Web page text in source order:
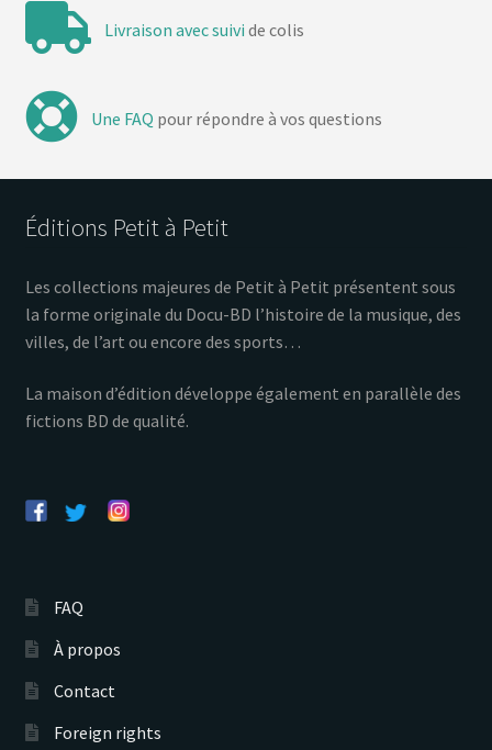
Livraison avec suivi de colis
Une FAQ pour répondre à vos questions
Éditions Petit à Petit
Les collections majeures de Petit à Petit présentent sous
la forme originale du Docu-BD l’histoire de la musique, des
villes, de l’art ou encore des sports…
La maison d’édition développe également en parallèle des
fictions BD de qualité.
FAQ
À propos
Contact
Foreign rights